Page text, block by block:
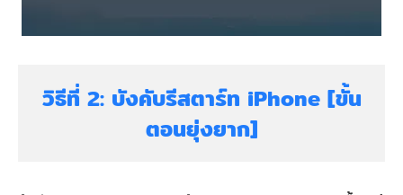
วิธีที่ 2: บังคับรีสตาร์ท iPhone [ขั้น
ตอนยุ่งยาก]